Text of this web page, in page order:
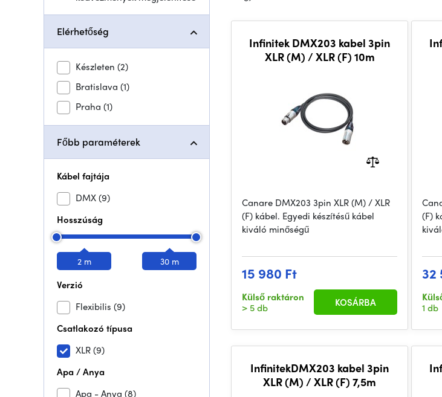
Elérhetőség
Készleten (2)
Bratislava (1)
Praha (1)
Főbb paraméterek
Kábel fajtája
DMX(9)
Hosszúság
2 m 30 m
Verzió
Flexibilis (9)
Csatlakozó típusa
XLR(9)
Apa / Anya
Apa - Anya (8)
Infinitek DMX203 kabel 3pin
XLR (M) / XLR (F) 10m
Canare DMX203 3pin XLR (M) / XLR
(F) kábel. Egyedi készítésű kábel
kiváló minőségű
15 980 Ft
Külső raktáron
> 5 db
KOSÁRBA
(F)
32
1 db
InfinitekDMX203 kabel 3pin
XLR (M) / XLR (F) 7,5m